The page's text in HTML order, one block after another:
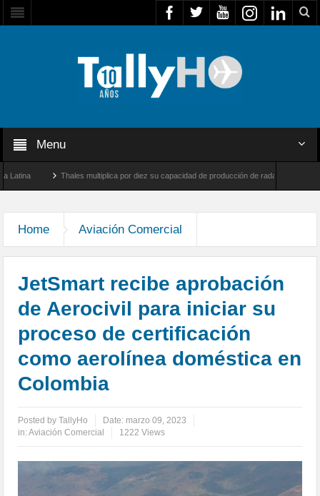
Menu
Thales multiplica por diez su capacidad de producción de radares en Brasil
Home Aviación Comercial
JetSmart recibe aprobación
de Aerocivil para iniciar su
proceso de certificación
como aerolínea doméstica en
Colombia
Posted byTallyHo Date: marzo 09, 2023
in:Aviación Comercial 1222 Views